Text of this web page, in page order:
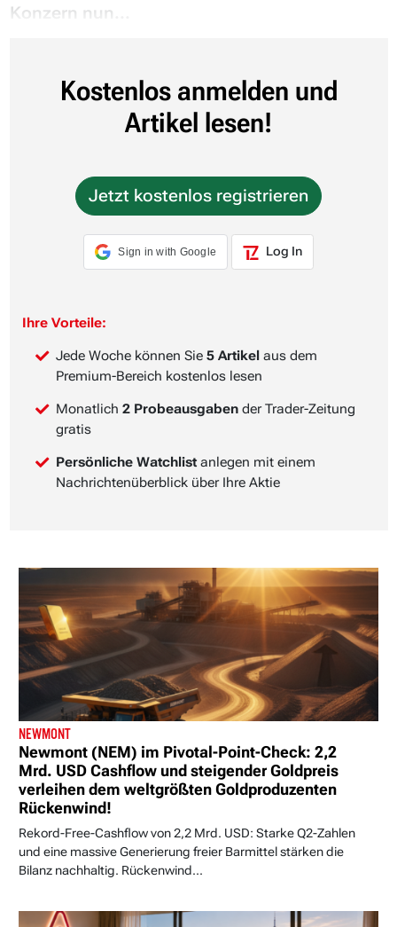
Konzern nun...
Kostenlos anmelden und
Artikel lesen!
Jetzt kostenlos registrieren
Sign in with Google Log In
Ihre Vorteile:
Jede Woche können Sie 5 Artikel aus dem
Premium-Bereich kostenlos lesen
Monatlich 2 Probeausgaben der Trader-Zeitung
gratis
Persönliche Watchlist anlegen mit einem
Nachrichtenüberblick über Ihre Aktie
NEWMONT
Newmont (NEM) im Pivotal-Point-Check: 2,2
Mrd. USD Cashflow und steigender Goldpreis
verleihen dem weltgrößten Goldproduzenten
Rückenwind!
Rekord-Free-Cashflow von 2,2 Mrd. USD: Starke Q2-Zahlen
und eine massive Generierung freier Barmittel stärken die
Bilanz nachhaltig. Rückenwind...